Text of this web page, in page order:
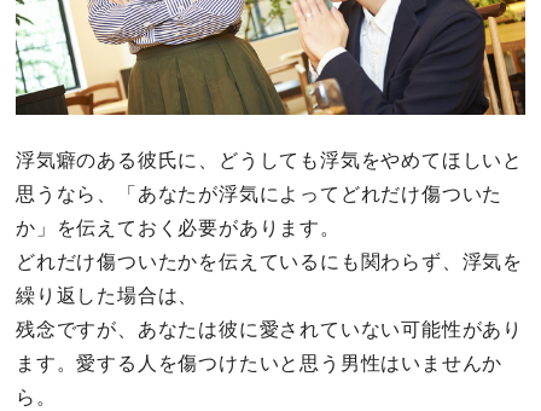
浮気癖のある彼氏に、どうしても浮気をやめてほしいと
思うなら、「あなたが浮気によってどれだけ傷ついた
か」を伝えておく必要があります。
どれだけ傷ついたかを伝えているにも関わらず、浮気を
繰り返した場合は、
残念ですが、あなたは彼に愛されていない可能性があり
ます。愛する人を傷つけたいと思う男性はいませんか
ら。